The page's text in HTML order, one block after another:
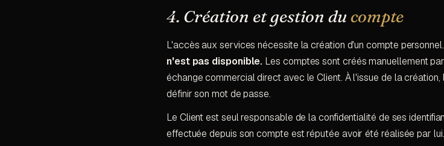
4. Création et gestion du compte
L'accès aux services nécessite la création d'un compte personnel.
n'est pas disponible. Les comptes sont créés manuellement
échange commercial direct avec le Client. À l'issue de la
définir son mot de passe.
Le Client est seul responsable de la confidentialité de ses
effectuée depuis son compte est réputée avoir été réalisée par